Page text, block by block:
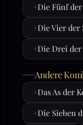
+Die Fünf
+Die Vier der
+Die Drei
Andere
+Das As der
+Die Sieben